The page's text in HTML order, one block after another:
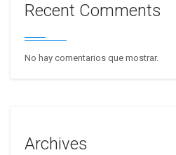
Recent Comments
No hay comentarios que mostrar.
Archives